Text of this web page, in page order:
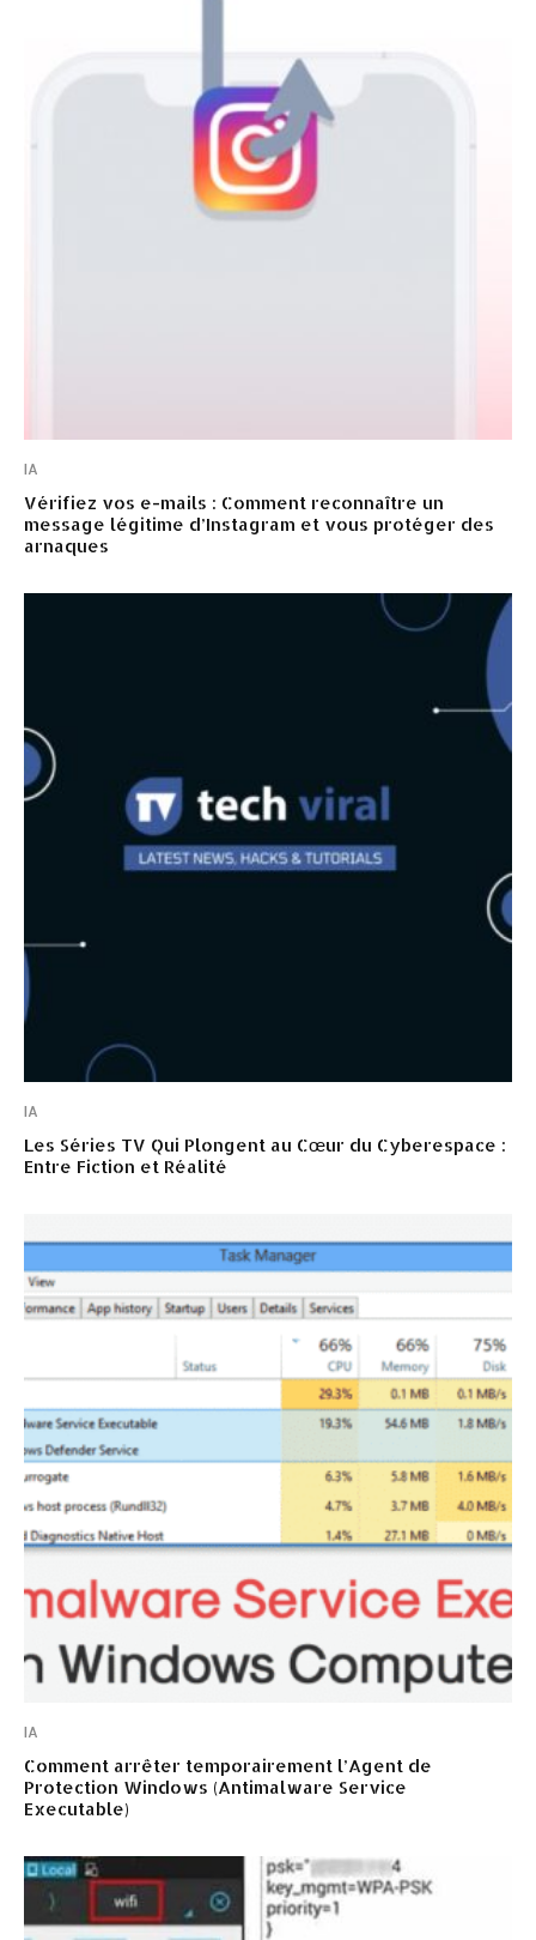
IA
Vérifiez vos e-mails : Comment reconnaître un
message légitime d’Instagram et vous protéger des
arnaques
IA
Les Séries TV Qui Plongent au Cœur du Cyberespace :
Entre Fiction et Réalité
IA
Comment arrêter temporairement l’Agent de
Protection Windows (Antimalware Service
Executable)